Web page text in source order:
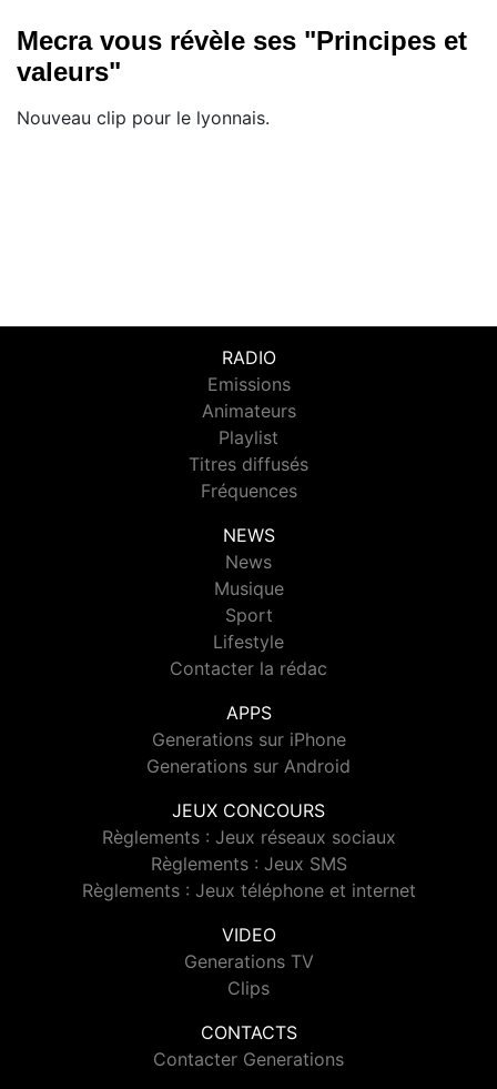
Mecra vous révèle ses "Principes et
valeurs"
Nouveau clip pour le lyonnais.
RADIO
Emissions
Animateurs
Playlist
Titres diffusés
Fréquences
NEWS
News
Musique
Sport
Lifestyle
Contacter la rédac
APPS
Generations sur iPhone
Generations sur Android
JEUX CONCOURS
Règlements : Jeux réseaux sociaux
Règlements : Jeux SMS
Règlements : Jeux téléphone et internet
VIDEO
Generations TV
Clips
CONTACTS
Contacter Generations